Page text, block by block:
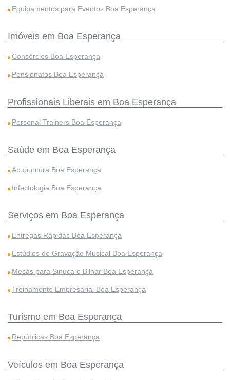
Equipamentos para Eventos Boa Esperança
Imóveis em Boa Esperança
Consórcios Boa Esperança
Pensionatos Boa Esperança
Profissionais Liberais em Boa Esperança
Personal Trainers Boa Esperança
Saúde em Boa Esperança
Acupuntura Boa Esperança
Infectologia Boa Esperança
Serviços em Boa Esperança
Entregas Rápidas Boa Esperança
Estúdios de Gravação Musical Boa Esperança
Mesas para Sinuca e Bilhar Boa Esperança
Treinamento Empresarial Boa Esperança
Turismo em Boa Esperança
Repúblicas Boa Esperança
Veículos em Boa Esperança